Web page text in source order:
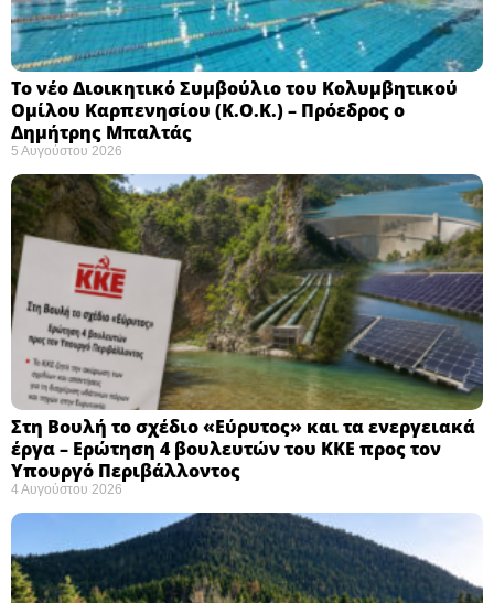
Το νέο Διοικητικό Συμβούλιο του Κολυμβητικού
Ομίλου Καρπενησίου (Κ.Ο.Κ.) – Πρόεδρος ο
Δημήτρης Μπαλτάς
5 Αυγούστου 2026
Στη Βουλή το σχέδιο «Εύρυτος» και τα ενεργειακά
έργα – Ερώτηση 4 βουλευτών του ΚΚΕ προς τον
Υπουργό Περιβάλλοντος
4 Αυγούστου 2026